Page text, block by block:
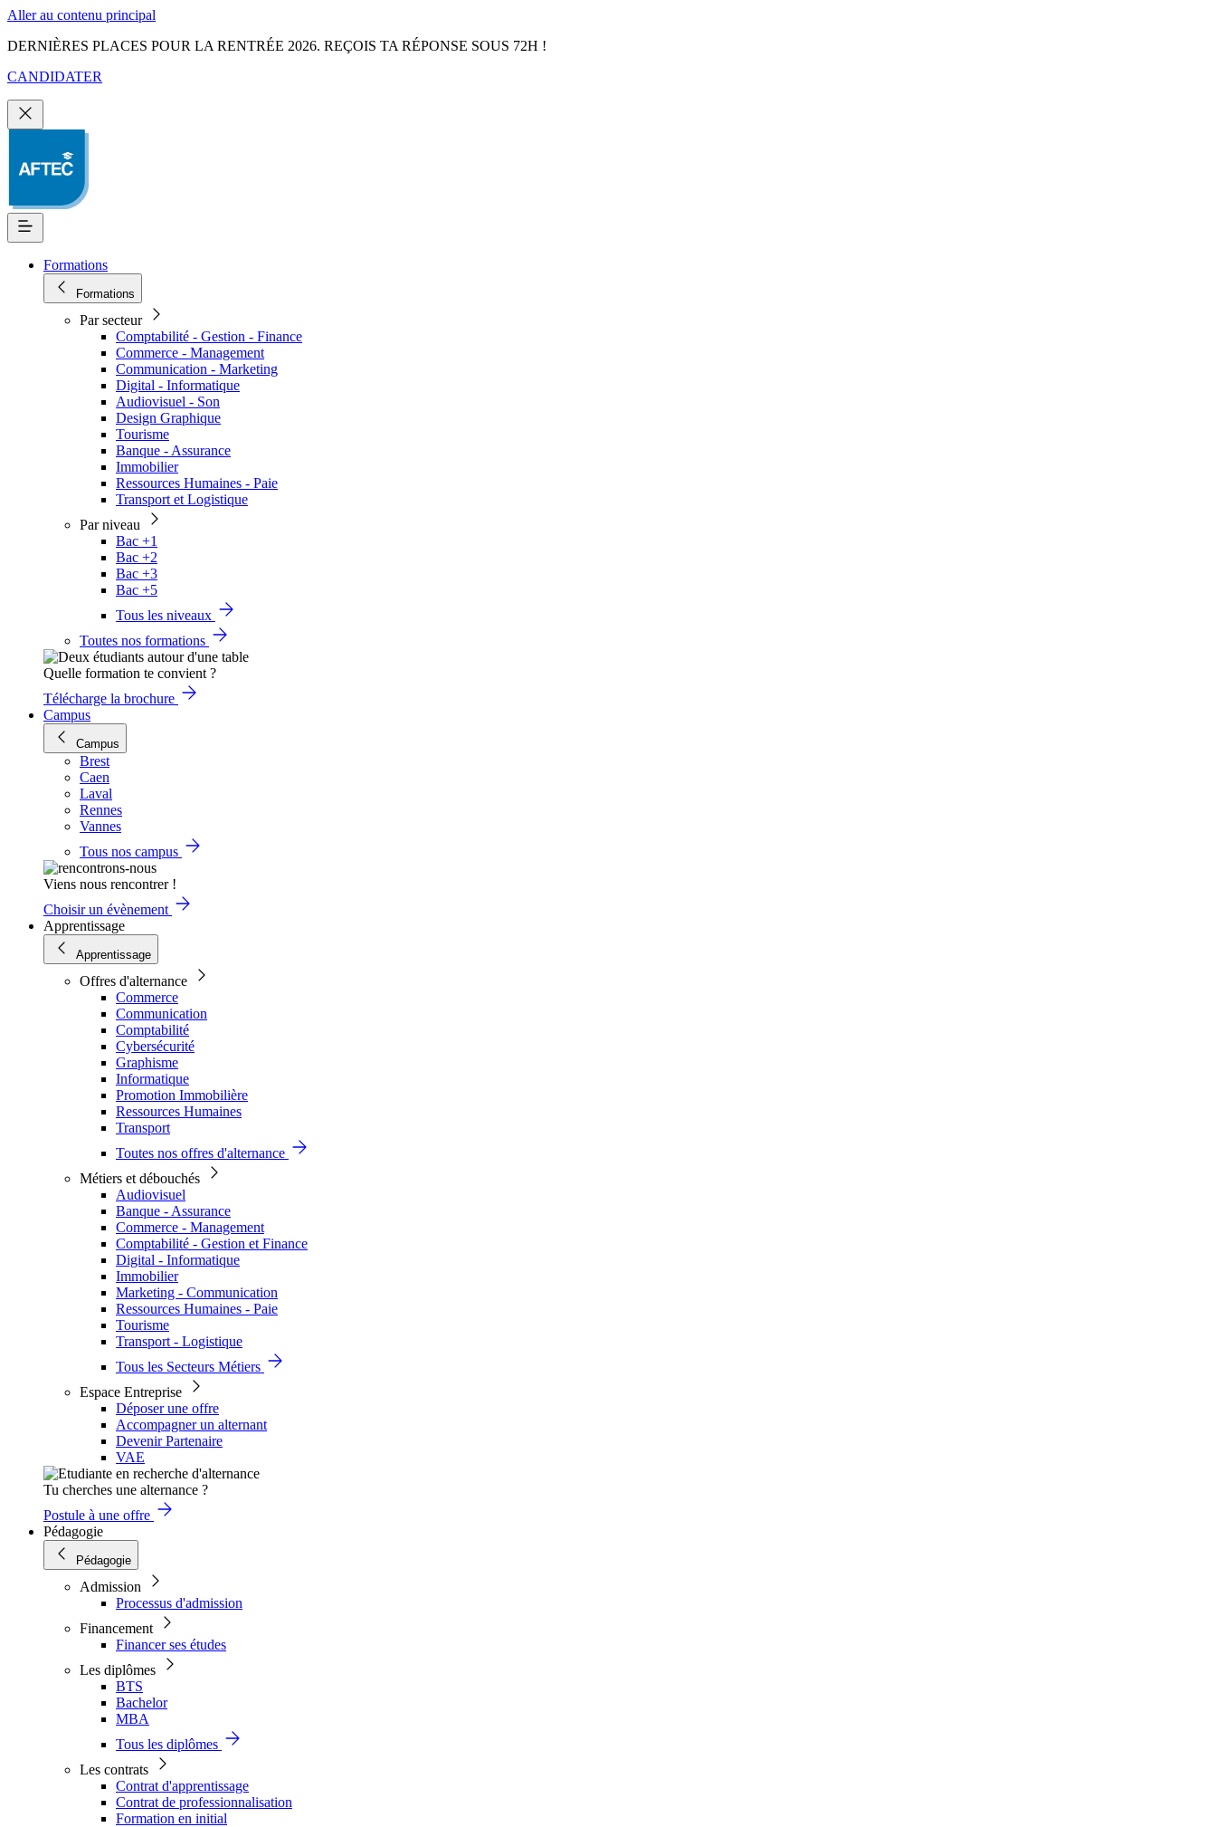
Aller au contenu principal
DERNIÈRES PLACES POUR LA RENTRÉE 2026. REÇOIS TA RÉPONSE SOUS 72H !
CANDIDATER
Formations
Formations
Par secteur
Comptabilité - Gestion - Finance
Commerce - Management
Communication - Marketing
Digital - Informatique
Audiovisuel - Son
Design Graphique
Tourisme
Banque - Assurance
Immobilier
Ressources Humaines - Paie
Transport et Logistique
Par niveau
Bac +1
Bac +2
Bac +3
Bac +5
Tous les niveaux
Toutes nos formations
Quelle formation te convient ?
Télécharge la brochure
Campus
Campus
Brest
Caen
Laval
Rennes
Vannes
Tous nos campus
Viens nous rencontrer !
Choisir un évènement
Apprentissage
Apprentissage
Offres d'alternance
Commerce
Communication
Comptabilité
Cybersécurité
Graphisme
Informatique
Promotion Immobilière
Ressources Humaines
Transport
Toutes nos offres d'alternance
Métiers et débouchés
Audiovisuel
Banque - Assurance
Commerce - Management
Comptabilité - Gestion et Finance
Digital - Informatique
Immobilier
Marketing - Communication
Ressources Humaines - Paie
Tourisme
Transport - Logistique
Tous les Secteurs Métiers
Espace Entreprise
Déposer une offre
Accompagner un alternant
Devenir Partenaire
VAE
Tu cherches une alternance ?
Postule à une offre
Pédagogie
Pédagogie
Admission
Processus d'admission
Financement
Financer ses études
Les diplômes
BTS
Bachelor
MBA
Tous les diplômes
Les contrats
Contrat d'apprentissage
Contrat de professionnalisation
Formation en initial